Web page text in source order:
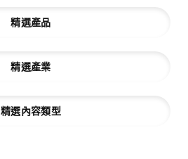
精選產品
精選產業
精選內容類型